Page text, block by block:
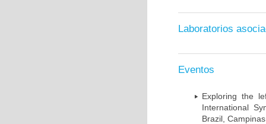
Laboratorios
Eventos
Exploring the
International
Brazil,